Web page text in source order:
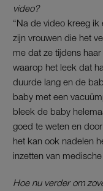
video?
“Na de video kreeg
zijn vrouwen die het
me dat ze tijdens
waarop het leek dat
duurde lang en de
baby met een
bleek de baby
goed te weten en
het kan ook nadelen
inzetten van
Hoe nu verder om